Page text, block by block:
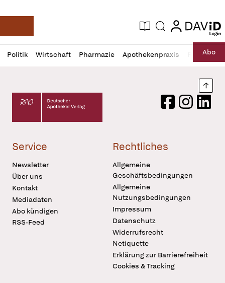
Deutsche Apotheker Zeitung
Aktuelle Ausgabe
Suche login
login
Politik Wirtschaft Pharmazie Apothekenpraxis RechtAbo
Profil
öffnen
Daz
Pur
Deutscher Apotheker Verlag Logo
FacebookInstagram
Service
Newsletter
Über uns
Kontakt
Mediadaten
Abo kündigen
RSS-Feed
Rechtliches
Allgemeine
Geschäftsbedingungen
Allgemeine
Nutzungsbedingungen
Impressum
Datenschutz
Widerrufsrecht
Netiquette
Erklärung zur Barrierefreiheit
Cookies & Tracking